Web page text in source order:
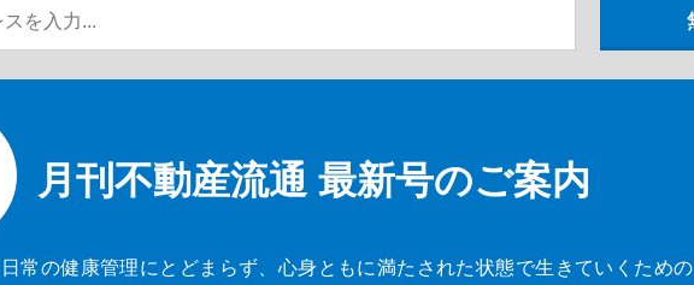
月刊不動産流通 最新号のご案内
日常の健康管理にとどまらず、心身ともに満たされた状態で生きていくための